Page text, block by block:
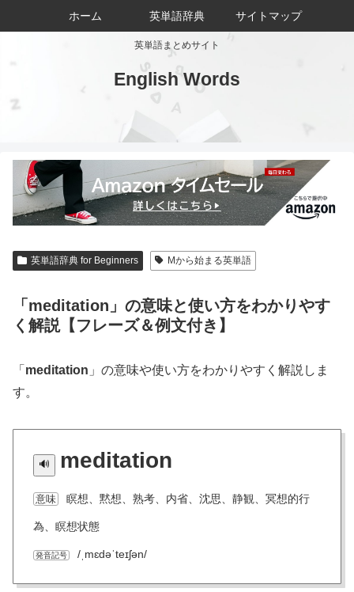
英単語まとめサイト
English Words
ホーム 英単語辞典 サイトマップ
英単語辞典 for Beginners Mから始まる英単語
「meditation」の意味と使い方をわかりやす
く解説【フレーズ＆例文付き】
「 meditation 」の意味や使い方をわかりやすく解説しま
す。
meditation
意味 瞑想、黙想、熟考、内省、沈思、静観、冥想的行
為、瞑想状態
発音記号 /ˌmɛdəˈteɪʃən/